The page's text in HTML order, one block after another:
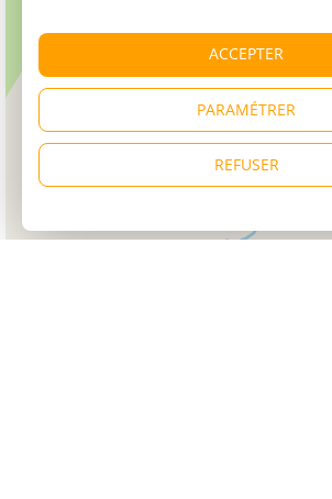
ACCEPTER
PARAMÉTRER
REFUSER